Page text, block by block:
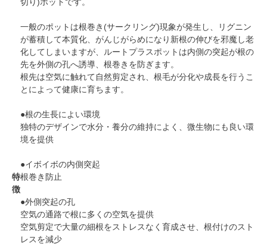
特
徴
一般のポットは根巻き(サークリング)現象が発生し、リグニン
が蓄積して本質化、がんじがらめになり新根の伸びを邪魔し老
化してしまいますが、ルートプラスポットは内側の突起が根の
先を外側の孔へ誘導、根巻きを防ぎます。
根先は空気に触れて自然剪定され、根毛が分化や成長を行うこ
とによって健康に育ちます。
●根の生長によい環境
独特のデザインで水分・養分の維持によく、微生物にも良い環
境を提供
●イボイボの内側突起
根巻き防止
●外側突起の孔
空気の通路で根に多くの空気を提供
空気剪定で大量の細根をストレスなく育成させ、根付けのスト
レスを減少